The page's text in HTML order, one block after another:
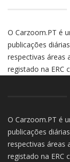
O Carzoom.PT é
publicações
respectivas áreas
registado na ERC
O Carzoom.PT é
publicações
respectivas áreas
registado na ERC